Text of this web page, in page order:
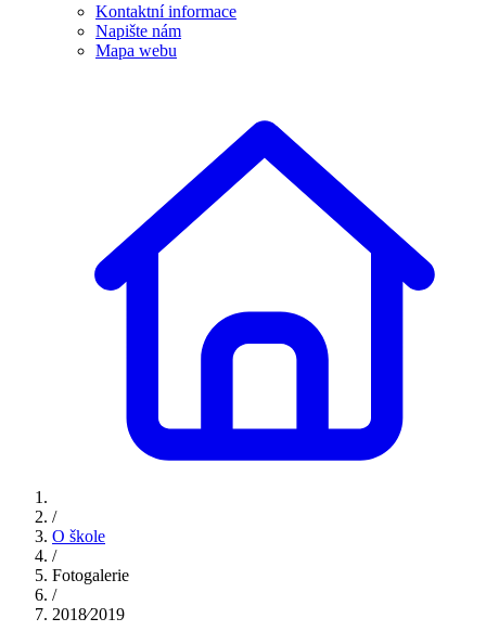
Kontaktní informace
Napište nám
Mapa webu
/
O škole
/
Fotogalerie
/
2018⁄2019